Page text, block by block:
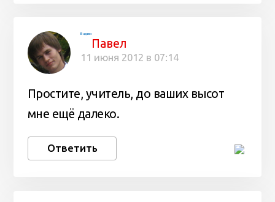
Вадим
Павел
11 июня 2012 в 07:14
Простите, учитель, до ваших высот
мне ещë далеко.
Ответить